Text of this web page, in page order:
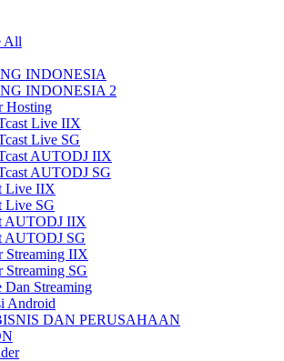
All
INDONESIA
INDONESIA 2
Hosting
Live IIX
Live SG
AUTODJ IIX
AUTODJ SG
Live IIX
Live SG
AUTODJ IIX
AUTODJ SG
Streaming IIX
Streaming SG
Dan Streaming
Android
DAN PERUSAHAAN